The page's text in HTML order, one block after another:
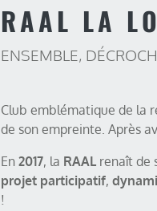
RAAL LA
ENSEMBLE,
Club emblématique de la
de son empreinte. Après
En2017, la RAAL renaît de
projet participatif,
!